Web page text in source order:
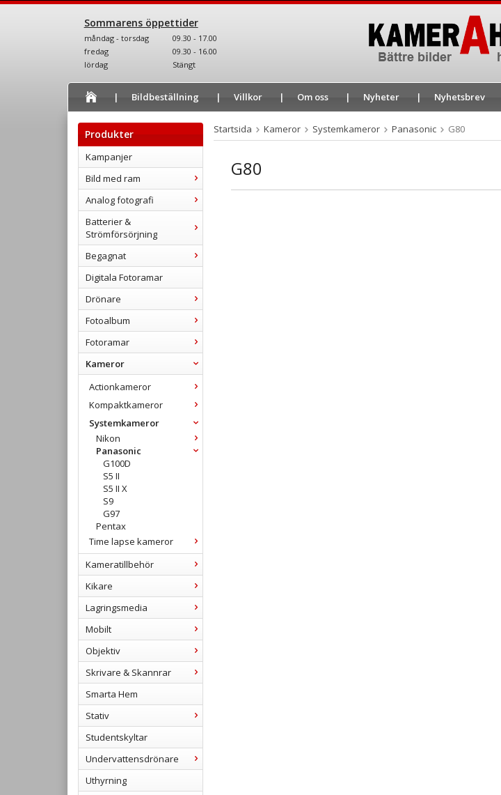
Sommarens öppettider
måndag - torsdag
09.30 - 17.00
fredag
09.30 - 16.00
lördag
Stängt
Bildbeställning Villkor Om oss Nyheter Nyhetsbrev
Produkter
Kampanjer
Bild med ram
Analog fotografi
Batterier &
Strömförsörjning
Begagnat
Digitala Fotoramar
Drönare
Fotoalbum
Fotoramar
Kameror
Actionkameror
Kompaktkameror
Systemkameror
Nikon
Panasonic
G100D
S5 II
S5 II X
S9
G97
Pentax
Time lapse kameror
Kameratillbehör
Kikare
Lagringsmedia
Mobilt
Objektiv
Skrivare & Skannrar
Smarta Hem
Stativ
Studentskyltar
Undervattensdrönare
Uthyrning
Startsida Kameror Systemkameror Panasonic G80
G80